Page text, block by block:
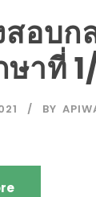
สอบก
ษาที่
BY